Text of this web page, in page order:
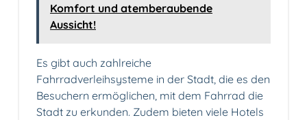
Komfort und atemberaubende
Aussicht!
Es gibt auch zahlreiche
Fahrradverleihsysteme in der Stadt, die es den
Besuchern ermöglichen, mit dem Fahrrad die
Stadt zu erkunden. Zudem bieten viele Hotels